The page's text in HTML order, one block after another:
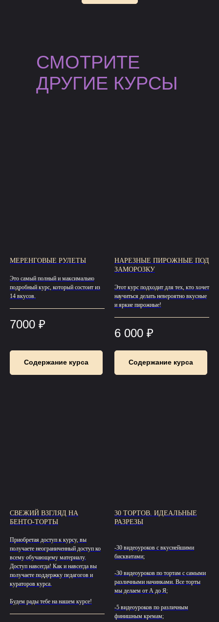
СМОТРИТЕ
ДРУГИЕ КУРСЫ
МЕРЕНГОВЫЕ РУЛЕТЫ
Это самый полный и максимально
подробный курс, который состоит из
14 вкусов.
7000 ₽
Содержание курса
НАРЕЗНЫЕ ПИРОЖНЫЕ ПОД
ЗАМОРОЗКУ
Этот курс подходит для тех, кто хочет
научиться делать невероятно вкусные
и яркие пирожные!
6 000 ₽
Содержание курса
СВЕЖИЙ ВЗГЛЯД НА
БЕНТО-ТОРТЫ
Приобретая доступ к курсу, вы
получаете неограниченный доступ ко
всему обучающему материалу.
Доступ навсегда! Как и навсегда вы
получаете поддержку педагогов и
кураторов курса.
Будем рады тебе на нашем курсе!
30 ТОРТОВ. ИДЕАЛЬНЫЕ
РАЗРЕЗЫ
-30 видеоуроков с вкуснейшими
бисквитами;
-30 видеоуроков по тортам с самыми
различными начинками. Все торты
мы делаем от А до Я;
-5 видеоуроков по различным
финишным кремам;